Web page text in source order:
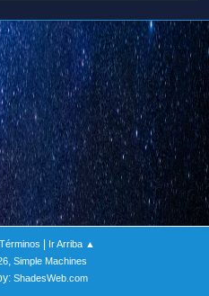
Ir Arriba ▲
, Simple Machines
ShadesWeb.com